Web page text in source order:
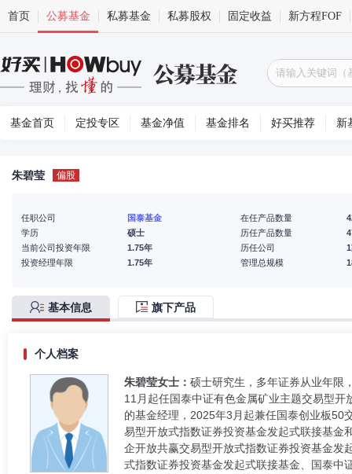
首页 公募基金 私募基金 私募股权 固定收益 新方程FOF
基金首页 定投专区 基金净值 基金排名 好买推荐 新
朱碧莹 偏股
任职公司
国泰基金
学历
硕士
当前公司投资年限
1.75年
投资经理年限
1.75年
在任产品数量
历任产品数量
历任公司
管理总规模
基本信息 旗下产品
个人档案
朱碧莹女士： 硕士研究生，多年证券从业年限
11月起任国泰中证有色金属矿业主题交易型
的基金经理，2025年3月起兼任国泰创业板50
易型开放式指数证券投资基金发起式联接基金
企开放共赢交易型开放式指数证券投资基金发
式指数证券投资基金发起式联接基金、国泰中